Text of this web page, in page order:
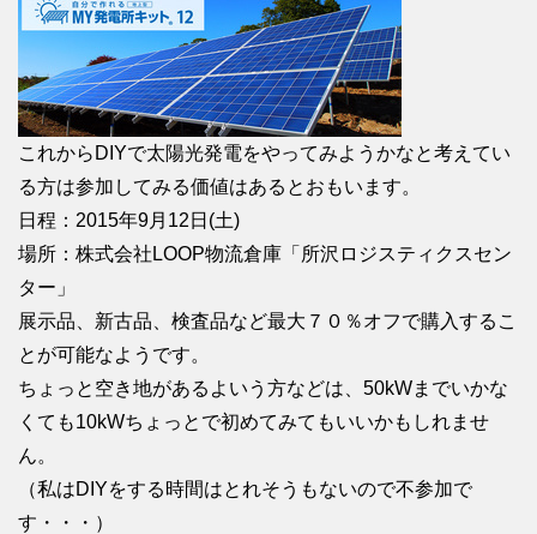
これからDIYで太陽光発電をやってみようかなと考えてい
る方は参加してみる価値はあるとおもいます。
日程：2015年9月12日(土)
場所：株式会社LOOP物流倉庫「所沢ロジスティクスセン
ター」
展示品、新古品、検査品など最大７０％オフで購入するこ
とが可能なようです。
ちょっと空き地があるよいう方などは、50kWまでいかな
くても10kWちょっとで初めてみてもいいかもしれませ
ん。
（私はDIYをする時間はとれそうもないので不参加で
す・・・）